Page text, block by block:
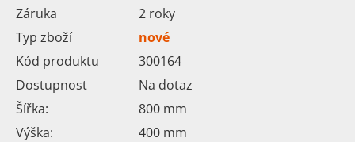
Záruka
2 roky
Typ zboží
nové
Kód produktu
300164
Dostupnost
Na dotaz
Šířka:
800 mm
Výška:
400 mm